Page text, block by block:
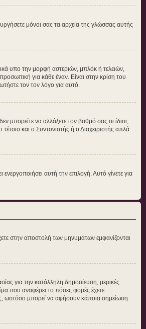
μόνοι σας τα αρχεία της γλώσσας αυτής
υπο την μορφή αστεριών, μπλόκ ή τελειών,
για κάθε έναν. Είναι στην κρίση του
τον τον λόγο για αυτό.
μπορείτε να αλλάξετε τον βαθμό σας οι ίδιοι,
και ο Συντονιστής ή ο Διαχειριστής απλά
αυτή την επιλογή. Αυτό γίνετε για
στην αποστολή των μηνυμάτων εμφανίζονται
για την κατάλληλη δημοσίευση, μερικές
που αναφέρει το πόσες φορές έχετε
ωστόσο μπορεί να αφήσουν κάποια σημείωση